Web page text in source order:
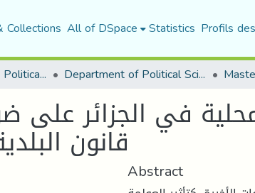
Collections All of DSpace Statistics Profils
Faculty of Law and Political Science Department of Political Sciences
في الجزائر
قانون البلدية
Abstract